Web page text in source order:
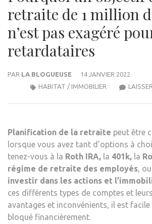
retraite de 1 million
n’est pas exagéré
retardataires
PAR LA BLOGUEUSE
14 JANVIER 2022
HABITAT / IMMOBILIER
Planification de la retraite peut être
lorsque vous avez tant d’options à
tenez-vous à la Roth IRA, la 401k, la
régime de retraite des employés,
investir dans les actions et
ces différents types de comptes et
avantages et inconvénients, il est facile
bloqué financièrement.